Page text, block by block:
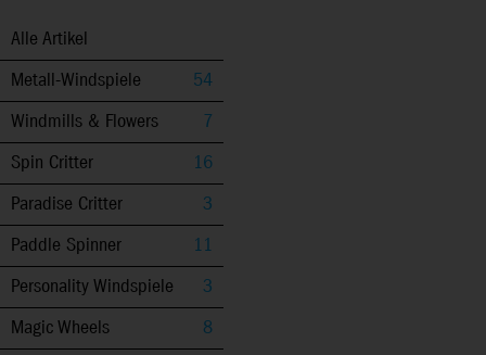
Alle Artikel
Metall-Windspiele
54
Windmills & Flowers
7
Spin Critter
16
Paradise Critter
3
Paddle Spinner
11
Personality Windspiele
3
Magic Wheels
8